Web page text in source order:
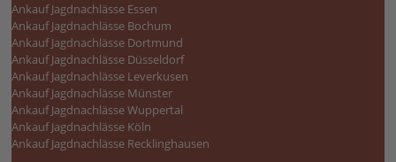
Ankauf Jagdnachlässe Essen
Ankauf Jagdnachlässe Bochum
Ankauf Jagdnachlässe Dortmund
Ankauf Jagdnachlässe Düsseldorf
Ankauf Jagdnachlässe Leverkusen
Ankauf Jagdnachlässe Münster
Ankauf Jagdnachlässe Wuppertal
Ankauf Jagdnachlässe Köln
Ankauf Jagdnachlässe Recklinghausen